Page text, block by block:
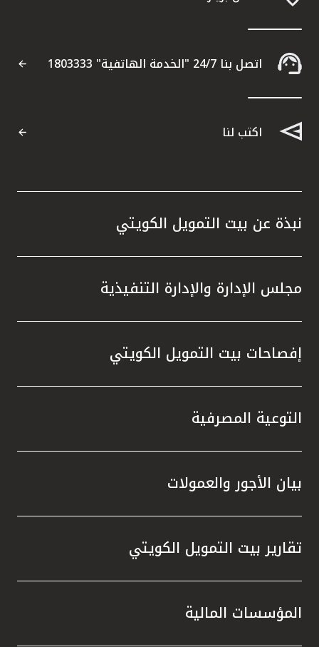
اتصل بنا
تركيا
ماليزيا
مملكة البحرين
اتصل بنا 24/7 "الخدمة الهاتفية" 1803333
اكتب لنا
نبذة عن بيت التمويل الكويتي
مجلس الإدارة والإدارة التنفيذية
إفصاحات بيت التمويل الكويتي
التوعية المصرفية
بيان الأجور والعمولات
تقارير بيت التمويل الكويتي
المؤسسات المالية